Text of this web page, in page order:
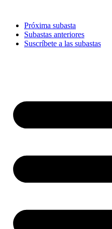
contenidoPróxima subasta
Subastas anteriores
Suscríbete a las subastas